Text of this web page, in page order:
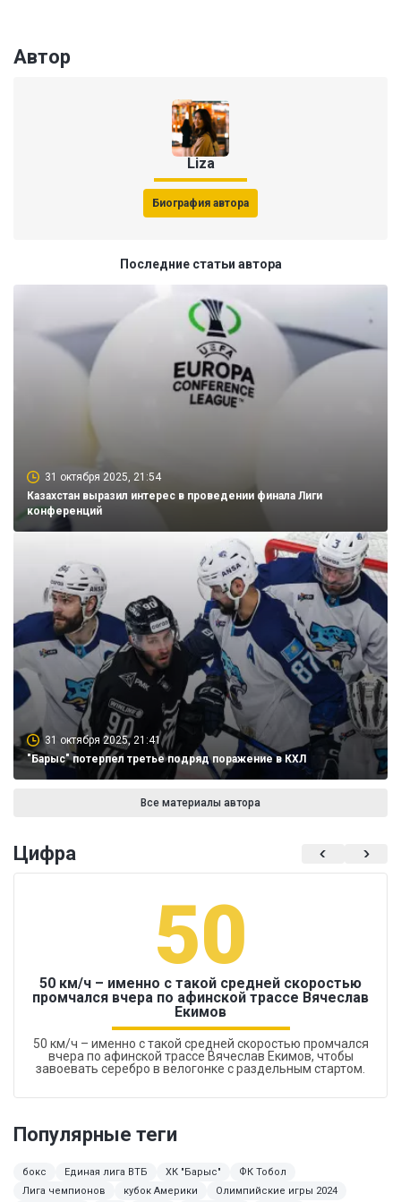
Автор
Liza
Биография автора
Последние статьи автора
31 октября 2025, 21:54
Казахстан выразил интерес в проведении финала Лиги
конференций
31 октября 2025, 21:41
"Барыс" потерпел третье подряд поражение в КХЛ
Все материалы автора
Цифра
50
50 км/ч – именно с такой средней скоростью
промчался вчера по афинской трассе Вячеслав
Екимов
50 км/ч – именно с такой средней скоростью промчался
вчера по афинской трассе Вячеслав Екимов, чтобы
завоевать серебро в велогонке с раздельным стартом.
Популярные теги
бокс Единая лига ВТБ ХК "Барыс"
ФК Тобол
Лига чемпионов
кубок Америки
Олимпийские игры 2024